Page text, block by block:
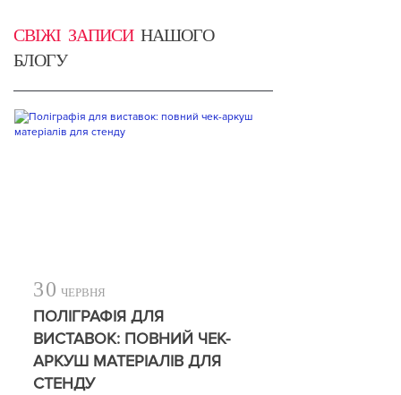
СВІЖІ ЗАПИСИНАШОГО
БЛОГУ
30 ЧЕРВНЯ
ПОЛІГРАФІЯ ДЛЯ
ВИСТАВОК: ПОВНИЙ ЧЕК-
АРКУШ МАТЕРІАЛІВ ДЛЯ
СТЕНДУ